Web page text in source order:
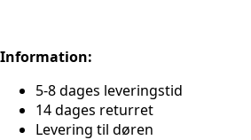
Information:
5-8 dages leveringstid
14 dages returret
Levering til døren